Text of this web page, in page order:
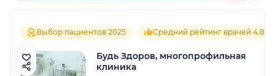
Выбор пациентов 2025 Средний рейтинг врачей 4.8
Будь Здоров, многопрофильная
клиника